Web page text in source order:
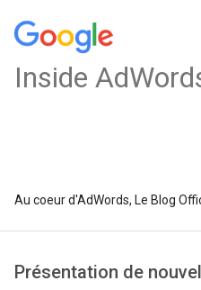
Inside
Au coeur d'AdWords, Le Blog
Présentation de